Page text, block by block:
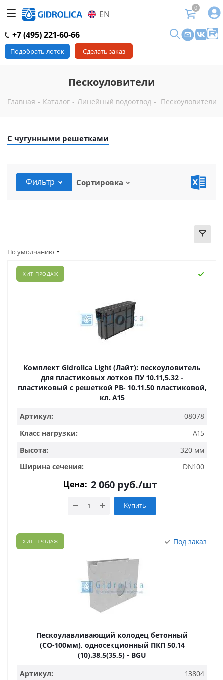
EN
0
+7 (495) 221-60-66
Подобрать лоток Сделать заказ
Пескоуловители
Главная - Каталог - Линейный водоотвод - Пескоуловители
С чугунными решетками
Фильтр Сортировка
По умолчанию
ХИТ ПРОДАЖ
Комплект Gidrolica Light (Лайт): пескоуловитель
для пластиковых лотков ПУ 10.11,5.32 -
пластиковый с решеткой РВ- 10.11.50 пластиковой,
кл. A15
Артикул:
08078
Класс нагрузки:
A15
Высота:
320 мм
Ширина сечения:
DN100
Цена: 2 060 руб./шт
Купить
Под заказ
ХИТ ПРОДАЖ
Пескоулавливающий колодец бетонный
(СО-100мм), односекционный ПКП 50.14
(10).38,5(35,5) - BGU
Артикул:
13804